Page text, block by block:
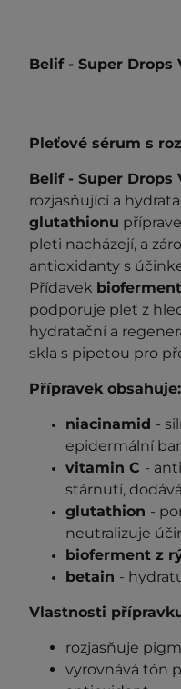
Belif - Super Drops
Pleťové sérum s
Belif - Super Drops
rozjasňující a
glutathionu
pleti nacházejí, a
antioxidanty s
Přídavek
podporuje pleť z
hydratační a
skla s pipetou pro
Přípravek obsahuje:
niacinamid -
epidermální
vitamin C -
stárnutí,
glutathion -
neutralizuje
bioferment z
betain -
Vlastnosti
rozjasňuje
vyrovnává tón